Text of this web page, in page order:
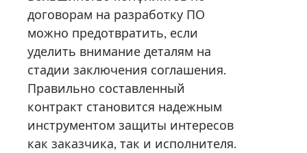
договорам на разработку ПО
можно предотвратить, если
уделить внимание деталям на
стадии заключения соглашения.
Правильно составленный
контракт становится надежным
инструментом защиты интересов
как заказчика, так и исполнителя.